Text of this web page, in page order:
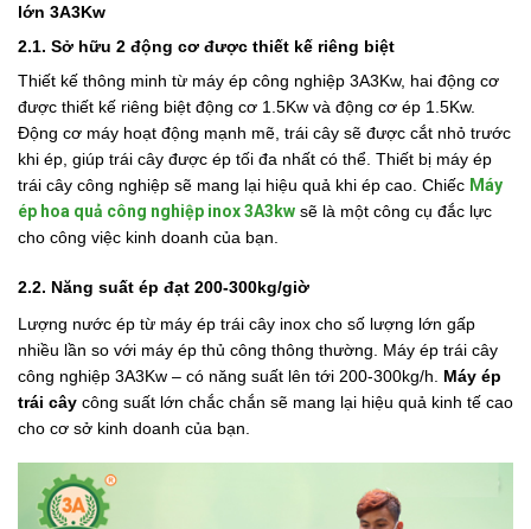
lớn 3A3Kw
2.1. Sở hữu 2 động cơ được thiết kế riêng biệt
Thiết kế thông minh từ máy ép công nghiệp 3A3Kw, hai động cơ
được thiết kế riêng biệt động cơ 1.5Kw và động cơ ép 1.5Kw.
Động cơ máy hoạt động mạnh mẽ, trái cây sẽ được cắt nhỏ trước
khi ép, giúp trái cây được ép tối đa nhất có thể. Thiết bị máy ép
trái cây công nghiệp sẽ mang lại hiệu quả khi ép cao. Chiếc Máy
ép hoa quả công nghiệp inox 3A3kw sẽ là một công cụ đắc lực
cho công việc kinh doanh của bạn.
2.2. Năng suất ép đạt 200-300kg/giờ
Lượng nước ép từ máy ép trái cây inox cho số lượng lớn gấp
nhiều lần so với máy ép thủ công thông thường. Máy ép trái cây
công nghiệp 3A3Kw – có năng suất lên tới 200-300kg/h. Máy ép
trái cây công suất lớn chắc chắn sẽ mang lại hiệu quả kinh tế cao
cho cơ sở kinh doanh của bạn.